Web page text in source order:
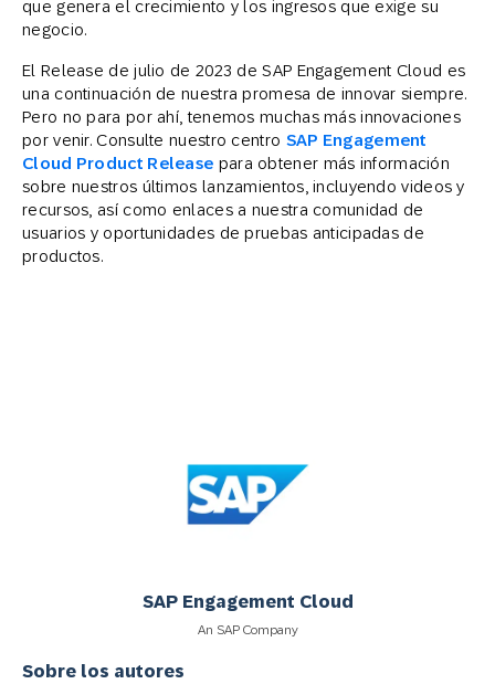
que genera el crecimiento y los ingresos que exige su
negocio.
El Release de julio de 2023 de SAP Engagement Cloud es
una continuación de nuestra promesa de innovar siempre.
Pero no para por ahí, tenemos muchas más innovaciones
por venir. Consulte nuestro centro SAP Engagement
Cloud Product Release para obtener más información
sobre nuestros últimos lanzamientos, incluyendo videos y
recursos, así como enlaces a nuestra comunidad de
usuarios y oportunidades de pruebas anticipadas de
productos.
SAP Engagement Cloud
An SAP Company
Sobre los autores